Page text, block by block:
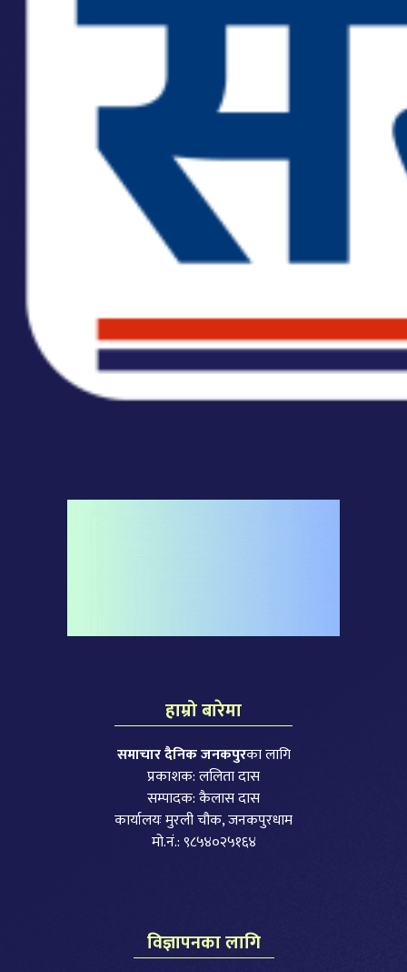
हाम्रो बारेमा
समाचार दैनिक जनकपुरका लागि
प्रकाशक: ललिता दास
सम्पादक: कैलास दास
कार्यालयः मुरली चौक, जनकपुरधाम
मो.नं.: ९८५४०२५१६४
विज्ञापनका लागि